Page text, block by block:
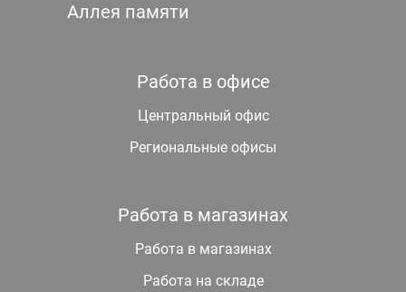
Аллея памяти
Работа в офисе
Центральный офис
Региональные офисы
Работа в магазинах
Работа в магазинах
Работа на складе